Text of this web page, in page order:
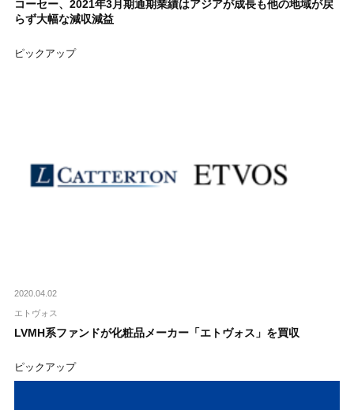
コーセー、2021年3月期通期業績はアジアが成長も他の地域が戻
らず大幅な減収減益
ピックアップ
2020.04.02
エトヴォス
LVMH系ファンドが化粧品メーカー「エトヴォス」を買収
ピックアップ